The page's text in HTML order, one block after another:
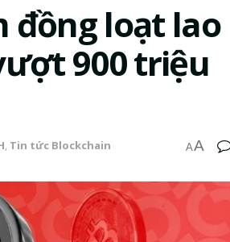
đồng loạt lao
900 triệu
, Tin tức Blockchain AA